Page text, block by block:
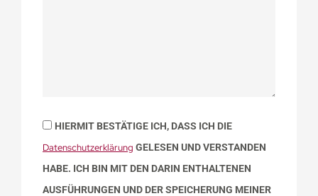
HIERMIT BESTÄTIGE ICH, DASS ICH DIE
Datenschutzerklärung GELESEN UND VERSTANDEN
HABE. ICH BIN MIT DEN DARIN ENTHALTENEN
AUSFÜHRUNGEN UND DER SPEICHERUNG MEINER